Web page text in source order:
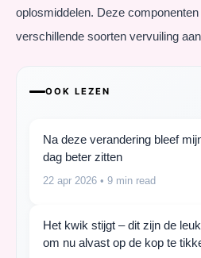
oplosmiddelen. Deze
verschillende soorten vervuiling
OOK LEZEN
Na deze verandering bleef
dag beter zitten
22 apr 2026 • 9 min read
Het kwik stijgt – dit zijn de
om nu alvast op de kop te